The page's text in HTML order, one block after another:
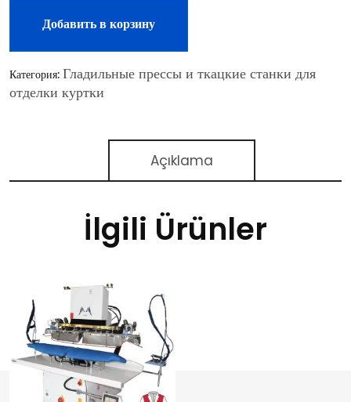
Добавить в корзину
Категория: Гладильные прессы и ткацкие станки для
отделки куртки
Açıklama
İlgili Ürünler